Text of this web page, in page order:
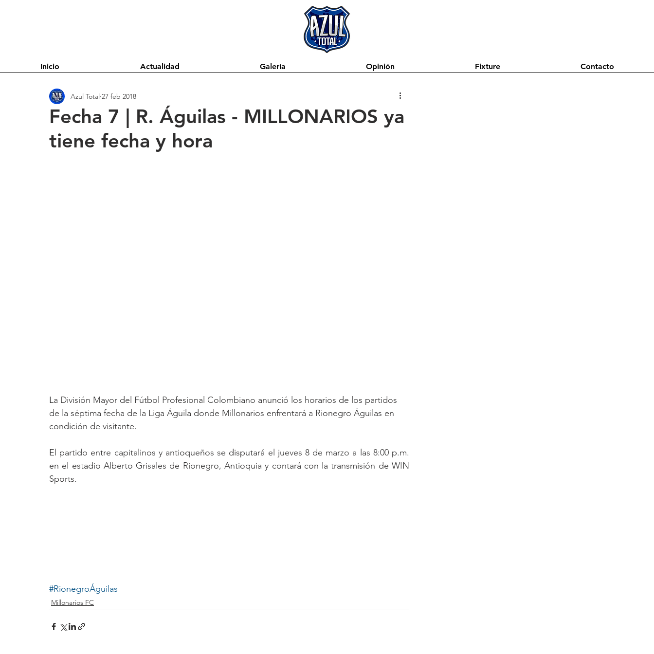
Inicio Actualidad Galería Opinión Fixture Contacto
Fecha 7 | R. Águilas - MILLONARIOS ya
tiene fecha y hora
Azul Total 27 feb 2018
La División Mayor del Fútbol Profesional Colombiano anunció los horarios de los partidos
de la séptima fecha de la Liga Águila donde Millonarios enfrentará a Rionegro Águilas en
condición de visitante.
El partido entre capitalinos y antioqueños se disputará el jueves 8 de marzo a las 8:00 p.m.
en el estadio Alberto Grisales de Rionegro, Antioquia y contará con la transmisión de WIN
Sports.
#RionegroÁguilas
Millonarios FC